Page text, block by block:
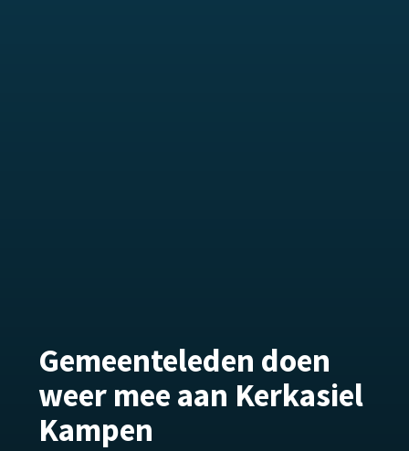
Gemeenteleden doen
weer mee aan Kerkasiel
Kampen